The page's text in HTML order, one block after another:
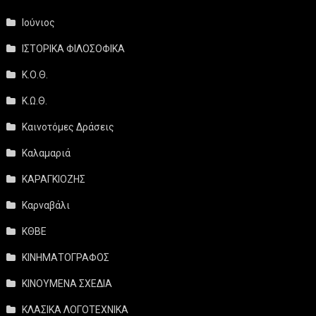
Ιούνιος
ΙΣΤΟΡΙΚΑ ΦΙΛΟΣΟΦΙΚΑ
Κ.Ο.Θ.
Κ.Ω.Θ.
Καινοτόμες Δράσεις
Καλαμαριά
ΚΑΡΑΓΚΙΟΖΗΣ
Καρναβάλι
ΚΘΒΕ
ΚΙΝΗΜΑΤΟΓΡΑΦΟΣ
ΚΙΝΟΥΜΕΝΑ ΣΧΕΔΙΑ
ΚΛΑΣΙΚΑ ΛΟΓΟΤΕΧΝΙΚΑ